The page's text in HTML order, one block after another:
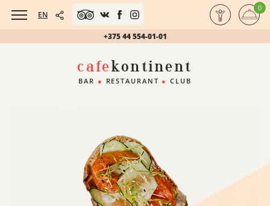
EN
+375 44 554-01-01
0
cafekontinent
BAR ● RESTAURANT ● CLUB